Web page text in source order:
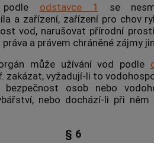
odstavce 1
se
a zařízení, zařízení pro chov
vod, narušovat přírodní
a právem chráněné zájmy
může užívání vod podle
zakázat, vyžadují-li to
bezpečnost osob nebo
nebo dochází-li při
§ 6